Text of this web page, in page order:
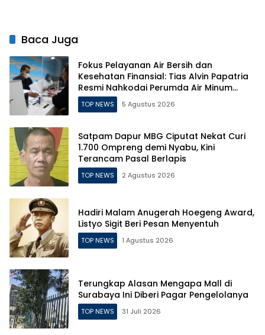
Baca Juga
Fokus Pelayanan Air Bersih dan
Kesehatan Finansial: Tias Alvin Papatria
Resmi Nahkodai Perumda Air Minum
Surabaya
TOP NEWS 5 Agustus 2026
Satpam Dapur MBG Ciputat Nekat Curi
1.700 Ompreng demi Nyabu, Kini
Terancam Pasal Berlapis
TOP NEWS 2 Agustus 2026
Hadiri Malam Anugerah Hoegeng Award,
Listyo Sigit Beri Pesan Menyentuh
TOP NEWS 1 Agustus 2026
Terungkap Alasan Mengapa Mall di
Surabaya Ini Diberi Pagar Pengelolanya
TOP NEWS 31 Juli 2026